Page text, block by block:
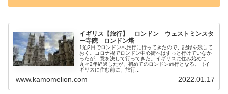
イギリス【旅行】 ロンドン ウェストミンスタ
ー寺院 ロンドン塔
1泊2日でロンドンへ旅行に行ってきたので、記録を残して
おく。コロナ禍でロンドン中心街へはずっと行けていなか
ったが、意を決して行ってきた。イギリスに住み始めて
丸々2年経過したが、初めてのロンドン旅行となる。（イ
ギリスに住む前に、旅行...
www.kamomelion.com 2022.01.17